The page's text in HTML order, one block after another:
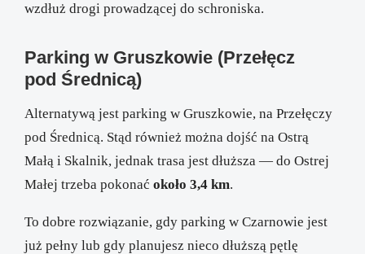
wzdłuż drogi prowadzącej do schroniska.
Parking w Gruszkowie (Przełęcz
pod Średnicą)
Alternatywą jest parking w Gruszkowie, na Przełęczy
pod Średnicą. Stąd również można dojść na Ostrą
Małą i Skalnik, jednak trasa jest dłuższa — do Ostrej
Małej trzeba pokonać około 3,4 km.
To dobre rozwiązanie, gdy parking w Czarnowie jest
już pełny lub gdy planujesz nieco dłuższą pętlę